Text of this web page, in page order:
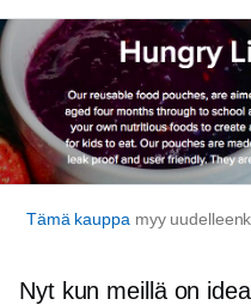
Tämä kauppa myy
Nyt kun meillä on